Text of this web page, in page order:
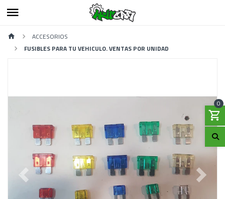
0
ACCESORIOS
FUSIBLES PARA TU VEHICULO. VENTAS POR UNIDAD
Previous Next